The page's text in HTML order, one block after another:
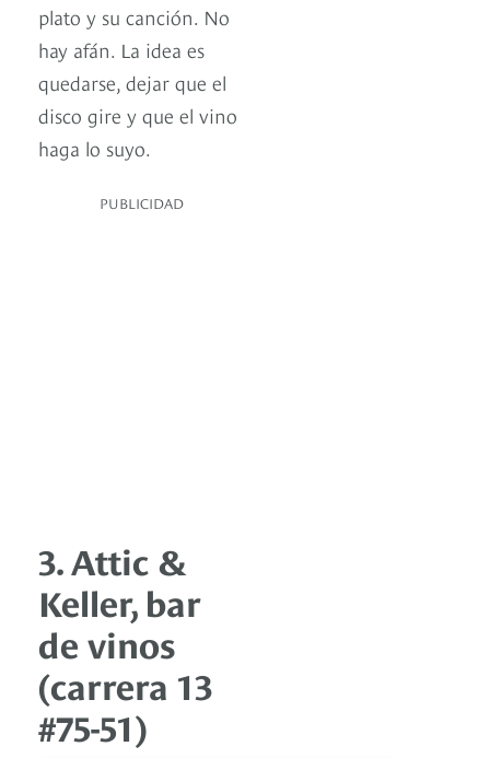
plato y su canción. No
hay afán. La idea es
quedarse, dejar que el
disco gire y que el vino
haga lo suyo.
PUBLICIDAD
3. Attic &
Keller, bar
de vinos
(carrera 13
#75-51)